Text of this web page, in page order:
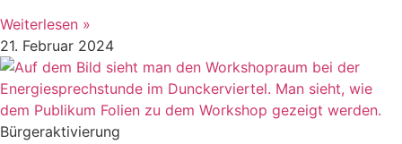
Weiterlesen »
21. Februar 2024
Bürgeraktivierung